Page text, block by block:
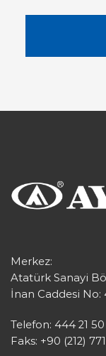
Merkez:
Atatürk Sanayi
İnan Caddesi
Telefon: 444 21 50
Faks: +90 (212)